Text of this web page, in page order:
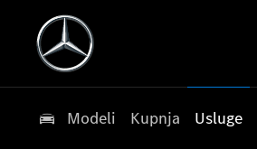
Modeli Kupnja Usluge